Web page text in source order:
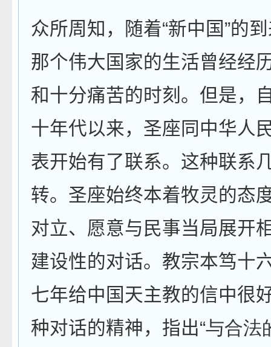
众所周知，随着“新中国”的
那个伟大国家的生活曾经经
和十分痛苦的时刻。但是，
十年代以来，圣座同中华人
表开始有了联系。这种联系
转。圣座始终本着牧灵的态
对立、愿意与民事当局展开
建设性的对话。教宗本笃十
七年给中国天主教的信中很
种对话的精神，指出“与合法